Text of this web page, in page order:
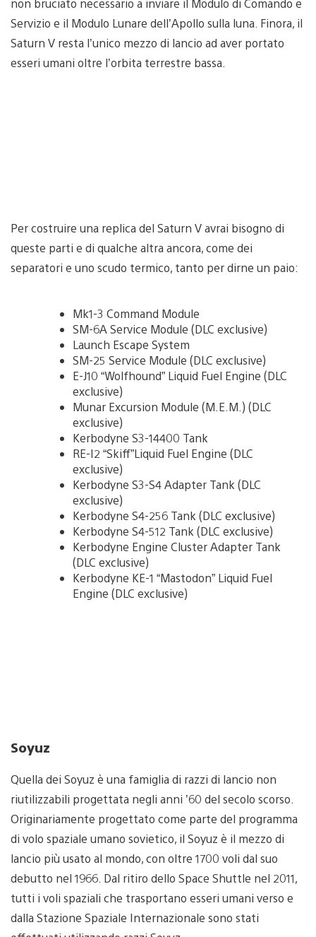
non bruciato necessario a inviare il Modulo di Comando e
Servizio e il Modulo Lunare dell’Apollo sulla luna. Finora, il
Saturn V resta l’unico mezzo di lancio ad aver portato
esseri umani oltre l’orbita terrestre bassa.
Per costruire una replica del Saturn V avrai bisogno di
queste parti e di qualche altra ancora, come dei
separatori e uno scudo termico, tanto per dirne un paio:
Mk1-3 Command Module
SM-6A Service Module (DLC exclusive)
Launch Escape System
SM-25 Service Module (DLC exclusive)
E-J10 “Wolfhound” Liquid Fuel Engine (DLC
exclusive)
Munar Excursion Module (M.E.M.) (DLC
exclusive)
Kerbodyne S3-14400 Tank
RE-I2 “Skiff”Liquid Fuel Engine (DLC
exclusive)
Kerbodyne S3-S4 Adapter Tank (DLC
exclusive)
Kerbodyne S4-256 Tank (DLC exclusive)
Kerbodyne S4-512 Tank (DLC exclusive)
Kerbodyne Engine Cluster Adapter Tank
(DLC exclusive)
Kerbodyne KE-1 “Mastodon” Liquid Fuel
Engine (DLC exclusive)
Soyuz
Quella dei Soyuz è una famiglia di razzi di lancio non
riutilizzabili progettata negli anni ’60 del secolo scorso.
Originariamente progettato come parte del programma
di volo spaziale umano sovietico, il Soyuz è il mezzo di
lancio più usato al mondo, con oltre 1700 voli dal suo
debutto nel 1966. Dal ritiro dello Space Shuttle nel 2011,
tutti i voli spaziali che trasportano esseri umani verso e
dalla Stazione Spaziale Internazionale sono stati